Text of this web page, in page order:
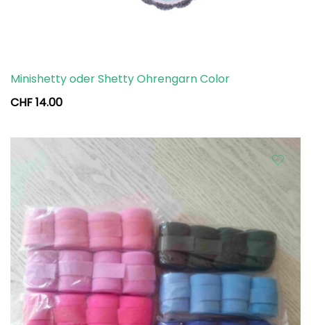
Minishetty oder Shetty Ohrengarn Color
CHF14.00